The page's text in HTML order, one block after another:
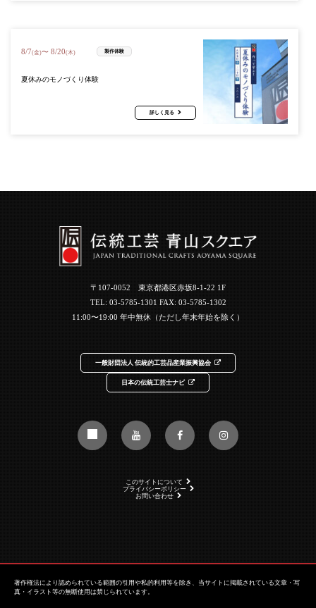
8/7(金)〜 8/20(木) 製作体験
夏休みのモノづくり体験
詳しく見る
〒107-0052 東京都港区赤坂8-1-22 1F
TEL: 03-5785-1301 FAX: 03-5785-1302
11:00〜19:00 年中無休（ただし年末年始を除く）
一般財団法人 伝統的工芸品産業振興協会
日本の伝統工芸士ナビ
このサイトについて
プライバシーポリシー
お問い合わせ
著作権法により認められている範囲の引用や私的利用等を除き、当サイトに掲載されている文章・写
真・イラスト等の無断使用は禁じられています。